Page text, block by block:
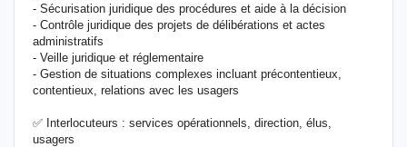
- Sécurisation juridique des procédures et aide à la décision
- Contrôle juridique des projets de délibérations et actes
administratifs
- Veille juridique et réglementaire
- Gestion de situations complexes incluant précontentieux,
contentieux, relations avec les usagers
✅ Interlocuteurs : services opérationnels, direction, élus,
usagers